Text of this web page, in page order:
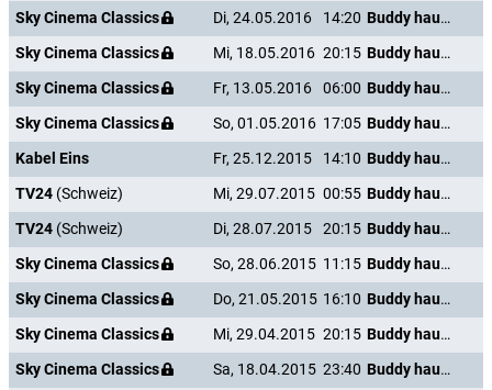
Sky Cinema Classics
Di, 24.05.2016 14:20
Buddy haut den Lukas
Sky Cinema Classics
Mi, 18.05.2016 20:15
Buddy haut den Lukas
Sky Cinema Classics
Fr, 13.05.2016 06:00
Buddy haut den Lukas
Sky Cinema Classics
So, 01.05.2016 17:05
Buddy haut den Lukas
Kabel Eins
Fr, 25.12.2015 14:10
Buddy haut den Lukas
TV24 (Schweiz) Mi, 29.07.2015 00:55
Buddy haut den Lukas
TV24 (Schweiz) Di, 28.07.2015 20:15
Buddy haut den Lukas
Sky Cinema Classics
So, 28.06.2015 11:15
Buddy haut den Lukas
Sky Cinema Classics
Do, 21.05.2015 16:10
Buddy haut den Lukas
Sky Cinema Classics
Mi, 29.04.2015 20:15
Buddy haut den Lukas
Sky Cinema Classics
Sa, 18.04.2015 23:40
Buddy haut den Lukas